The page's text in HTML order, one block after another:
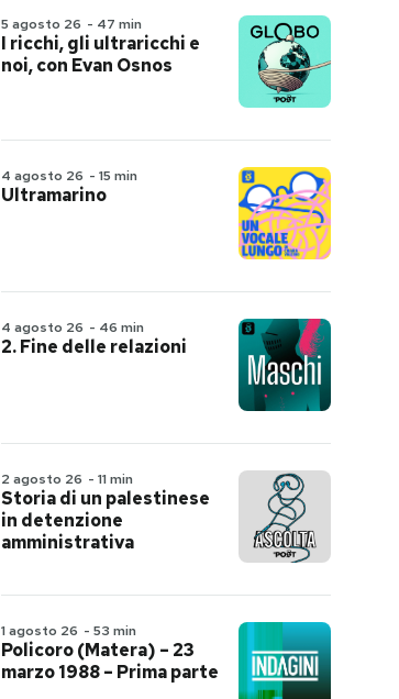
5 agosto 26 - 47 min
I ricchi, gli ultraricchi e
noi, con Evan Osnos
4 agosto 26 - 15 min
Ultramarino
4 agosto 26 - 46 min
2. Fine delle relazioni
2 agosto 26 - 11 min
Storia di un palestinese
in detenzione
amministrativa
1 agosto 26 - 53 min
Policoro (Matera) – 23
marzo 1988 – Prima parte